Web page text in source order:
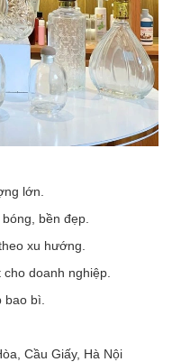
lớn.
bền đẹp.
xu hướng.
doanh nghiệp.
bì.
Cầu Giấy, Hà Nội